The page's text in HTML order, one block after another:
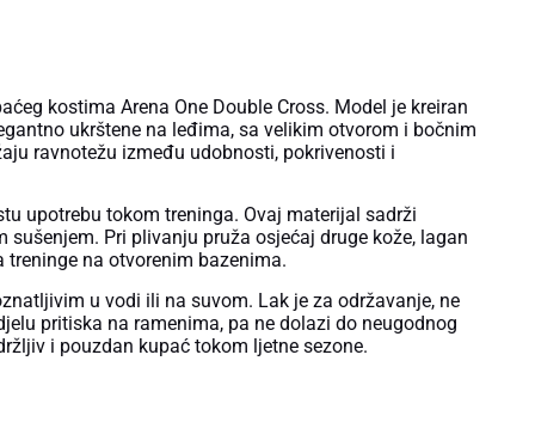
kostima Arena One Double Cross. Model je kreiran
ukrštene na leđima, sa velikim otvorom i bočnim
ravnotežu između udobnosti, pokrivenosti i
upotrebu tokom treninga. Ovaj materijal sadrži
Pri plivanju pruža osjećaj druge kože, lagan
na otvorenim bazenima.
u vodi ili na suvom. Lak je za održavanje, ne
pritiska na ramenima, pa ne dolazi do neugodnog
i pouzdan kupać tokom ljetne sezone.